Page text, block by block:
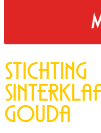
Stichting
Gouda